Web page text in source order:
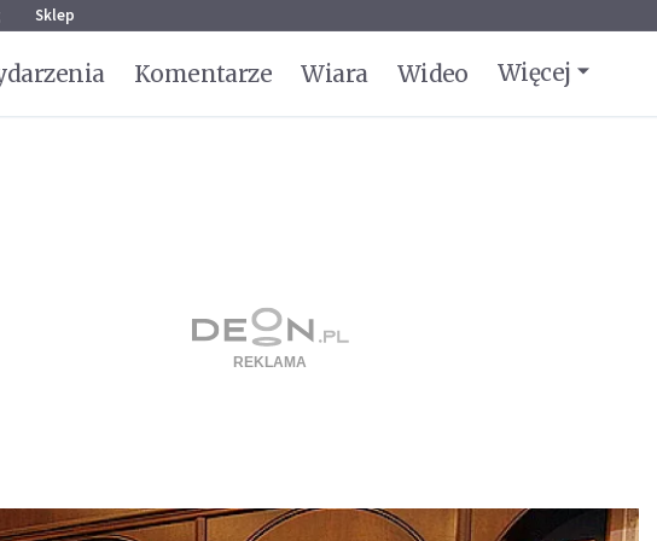
Sklep
Komentarze Wiara Wideo Więcej